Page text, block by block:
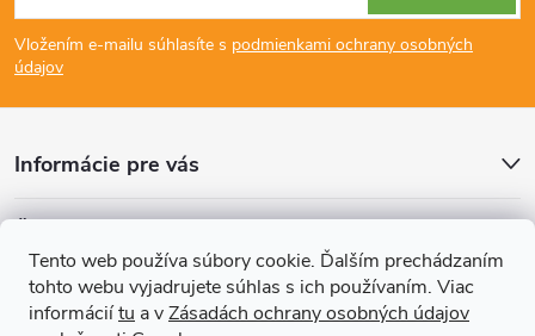
Tento web používa súbory cookie. Ďalším prechádzaním
tohto webu vyjadrujete súhlas s ich používaním. Viac
informáciítu a vZásadách ochrany osobných údajov
á
p
ä
t
Vložením e-mailu súhlasíte s podmienkami ochrany osobných
údajov
Informácie pre vás
Prijímame online platby